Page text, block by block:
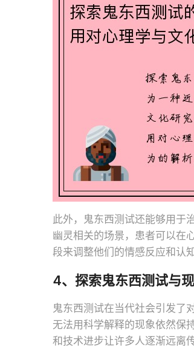
此外，鬼东西测试还能够用于
幽灵相关的场景，患者可以在
段来调整他们的情感反应和认知
4、探索鬼东西测试与
鬼东西测试在当代社会引发了
无法用科学解释的现象依然保
和技术进步让许多人逐渐远离